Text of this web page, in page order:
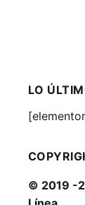
LO
© 2019 -